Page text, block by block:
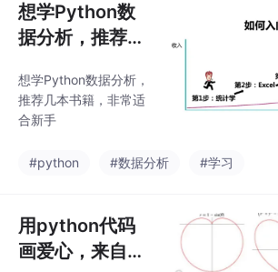
想学Python数
据分析，推荐几
合新手
想学Python数据分析，
推荐几本书籍，非常适
合新手
#python #数据分析 #学习
用python代码
画爱心，来自程